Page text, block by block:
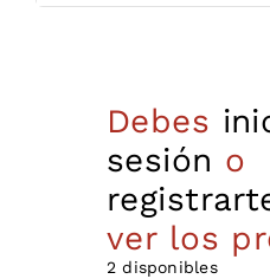
Debes
sesión o
ver los
2 disponibles